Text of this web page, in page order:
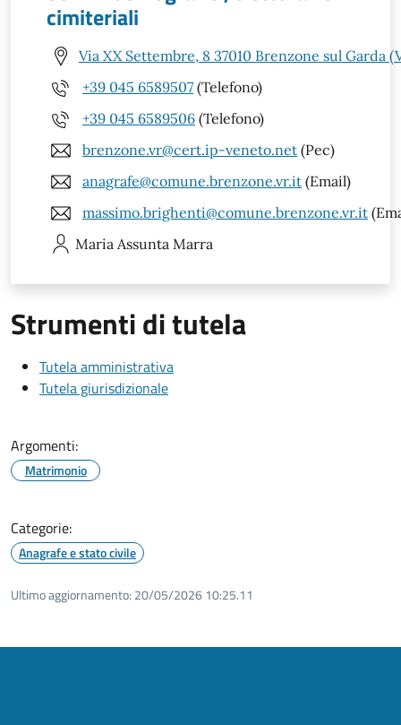
cimiteriali
Via XX Settembre, 8 37010 Brenzone sul Garda
+39 045 6589507 (Telefono)
+39 045 6589506 (Telefono)
brenzone.vr@cert.ip-veneto.net (Pec)
anagrafe@comune.brenzone.vr.it (Email)
massimo.brighenti@comune.brenzone.vr.it
Maria Assunta Marra
Strumenti di tutela
Tutela amministrativa
Tutela giurisdizionale
Argomenti:
Matrimonio
Categorie:
Anagrafe e stato civile
Ultimo aggiornamento: 20/05/2026 10:25.11